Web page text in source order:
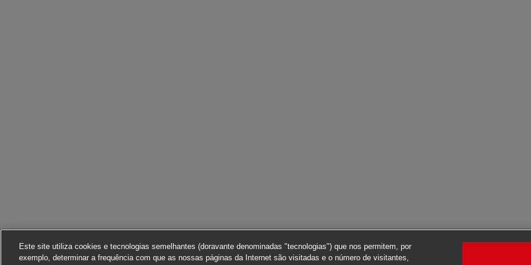
Este site utiliza cookies e tecnologias semelhantes (doravante denominadas "tecnologias") que nos permitem, por
exemplo, determinar a frequência com que as nossas páginas da Internet são visitadas e o número de visitantes,